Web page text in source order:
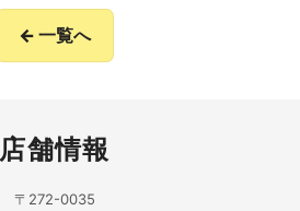
← 一覧へ
店舗情報
〒272-0035